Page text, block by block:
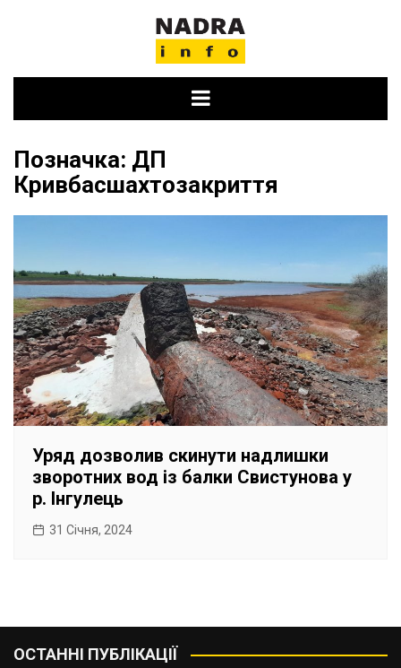
Позначка: ДП
Кривбасшахтозакриття
Уряд дозволив скинути надлишки
зворотних вод із балки Свистунова у
р. Інгулець
31 Січня, 2024
ОСТАННІ ПУБЛІКАЦІЇ